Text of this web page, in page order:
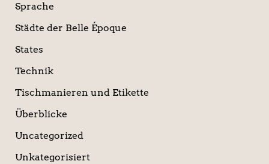
Sprache
Städte der Belle Époque
States
Technik
Tischmanieren und Etikette
Überblicke
Uncategorized
Unkategorisiert